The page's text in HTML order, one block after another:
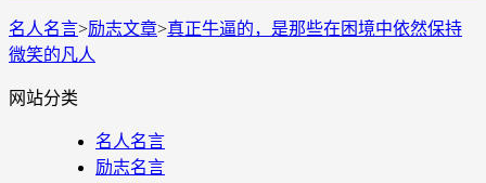
名人名言>励志文章>真正牛逼的，是那些在困境中依然保持
微笑的凡人
网站分类
名人名言
励志名言